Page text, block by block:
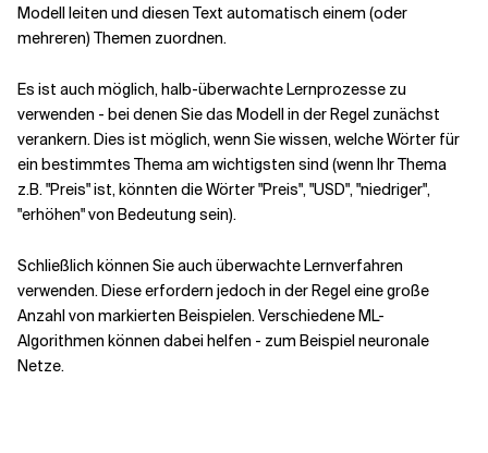
Modell leiten und diesen Text automatisch einem (oder
mehreren) Themen zuordnen.
Es ist auch möglich, halb-überwachte Lernprozesse zu
verwenden - bei denen Sie das Modell in der Regel zunächst
verankern. Dies ist möglich, wenn Sie wissen, welche Wörter für
ein bestimmtes Thema am wichtigsten sind (wenn Ihr Thema
z.B. "Preis" ist, könnten die Wörter "Preis", "USD", "niedriger",
"erhöhen" von Bedeutung sein).
Schließlich können Sie auch überwachte Lernverfahren
verwenden. Diese erfordern jedoch in der Regel eine große
Anzahl von markierten Beispielen. Verschiedene ML-
Algorithmen können dabei helfen - zum Beispiel neuronale
Netze.